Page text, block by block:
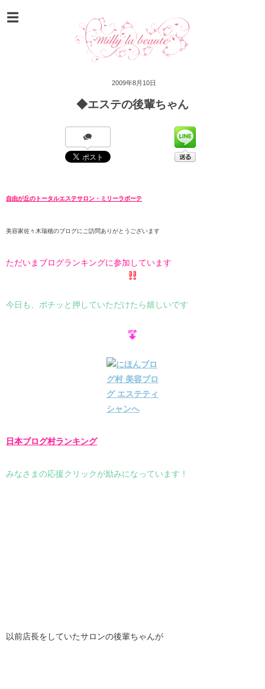
2009年8月10日
◆エステの後輩ちゃん
自由が丘のトータルエステサロン・ミリーラボーテ
美容家佐々木瑞穂のブログにご訪問ありがとうございます
ただいまブログランキングに参加しています
今日も、ポチッと押していただけたら嬉しいです
日本ブログ村ランキング
みなさまの応援クリックが励みになっています！
以前店長をしていたサロンの後輩ちゃんが